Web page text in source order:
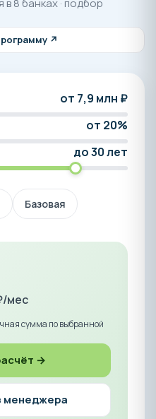
↗
от 7,9 млн ₽
от 20%
до 30 лет
Базовая
мес
сумма по выбранной
→
менеджера